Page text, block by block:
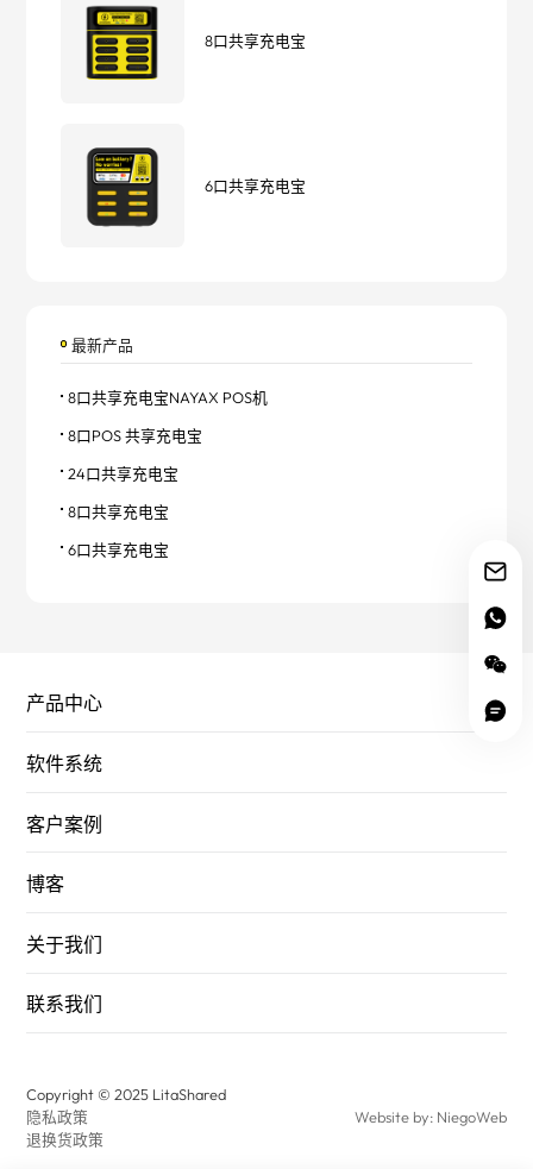
8口共享充电宝
6口共享充电宝
最新产品
8口共享充电宝NAYAX POS机
8口POS 共享充电宝
24口共享充电宝
8口共享充电宝
6口共享充电宝
产品中心
软件系统
客户案例
博客
关于我们
联系我们
Copyright © 2025 LitaShared
隐私政策
退换货政策
Website by: NiegoWeb